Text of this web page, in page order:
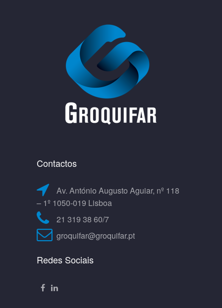
Contactos
Av. António Augusto Aguiar, nº 118
– 1º 1050-019 Lisboa
21 319 38 60/7
groquifar@groquifar.pt
Redes Sociais